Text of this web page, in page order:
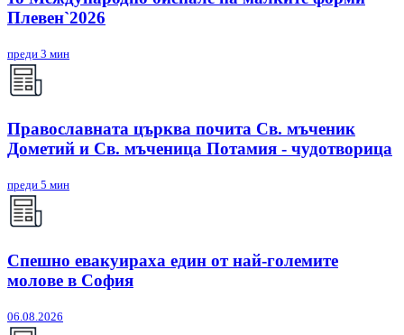
Плевен`2026
преди 3 мин
Православната църква почита Св. мъченик
Дометий и Св. мъченица Потамия - чудотворица
преди 5 мин
Спешно евакуираха един от най-големите
молове в София
06.08.2026